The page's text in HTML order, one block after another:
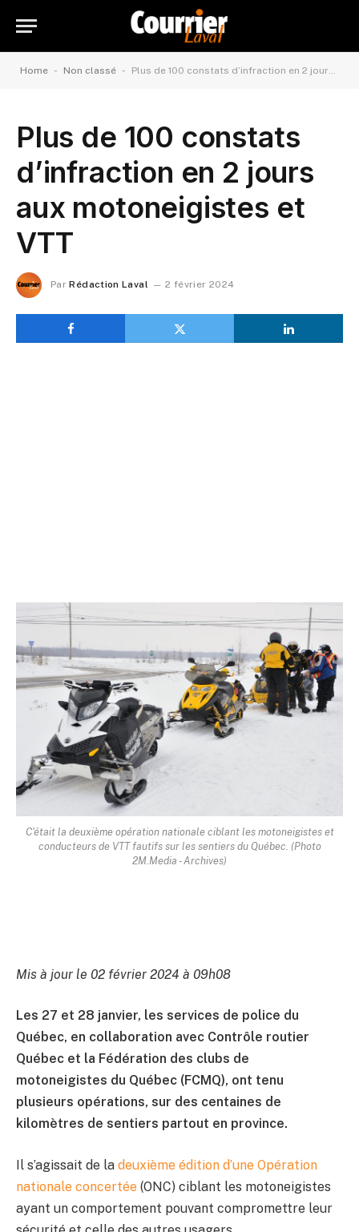
Home - Non classé - Plus de 100 constats d’infraction en 2 jours aux motoneigistes et VTT
Plus de 100 constats
d’infraction en 2 jours
aux motoneigistes et
VTT
Par Rédaction Laval 2 février 2024
C'était la deuxième opération nationale ciblant les motoneigistes et
conducteurs de VTT fautifs sur les sentiers du Québec. (Photo
2M.Media - Archives)
Mis à jour le 02 février 2024 à 09h08
Les 27 et 28 janvier, les services de police du
Québec, en collaboration avec Contrôle routier
Québec et la Fédération des clubs de
motoneigistes du Québec (FCMQ), ont tenu
plusieurs opérations, sur des centaines de
kilomètres de sentiers partout en province.
Il s’agissait de la deuxième édition d’une Opération
nationale concertée (ONC) ciblant les motoneigistes
ayant un comportement pouvant compromettre leur